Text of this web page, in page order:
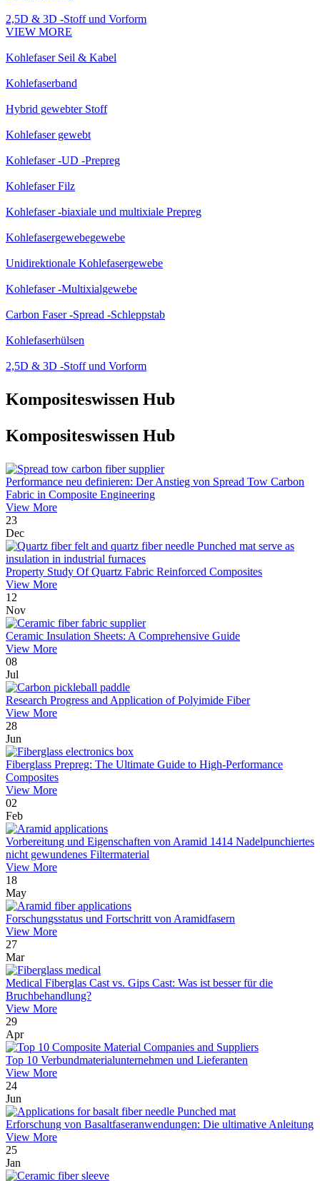
2,5D & 3D -Stoff und Vorform
VIEW MORE
Kohlefaser Seil & Kabel
Kohlefaserband
Hybrid gewebter Stoff
Kohlefaser gewebt
Kohlefaser -UD -Prepreg
Kohlefaser Filz
Kohlefaser -biaxiale und multixiale Prepreg
Kohlefasergewebegewebe
Unidirektionale Kohlefasergewebe
Kohlefaser -Multixialgewebe
Carbon Faser -Spread -Schleppstab
Kohlefaserhülsen
2,5D & 3D -Stoff und Vorform
Kompositeswissen Hub
Kompositeswissen Hub
Performance neu definieren: Der Anstieg von Spread Tow Carbon
Fabric in Composite Engineering
View More
23
Dec
Property Study Of Quartz Fabric Reinforced Composites
View More
12
Nov
Ceramic Insulation Sheets: A Comprehensive Guide
View More
08
Jul
Research Progress and Application of Polyimide Fiber
View More
28
Jun
Fiberglass Prepreg: The Ultimate Guide to High-Performance
Composites
View More
02
Feb
Vorbereitung und Eigenschaften von Aramid 1414 Nadelpunchiertes
nicht gewundenes Filtermaterial
View More
18
May
Forschungsstatus und Fortschritt von Aramidfasern
View More
27
Mar
Medical Fiberglas Cast vs. Gips Cast: Was ist besser für die
Bruchbehandlung?
View More
29
Apr
Top 10 Verbundmaterialunternehmen und Lieferanten
View More
24
Jun
Erforschung von Basaltfaseranwendungen: Die ultimative Anleitung
View More
25
Jan